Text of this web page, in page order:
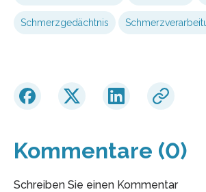
Schmerzgedächtnis
Kommentare (0)
Schreiben Sie einen Kommentar